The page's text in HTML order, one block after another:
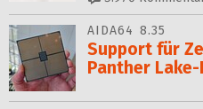
AIDA64 8.35
Support für
Panther